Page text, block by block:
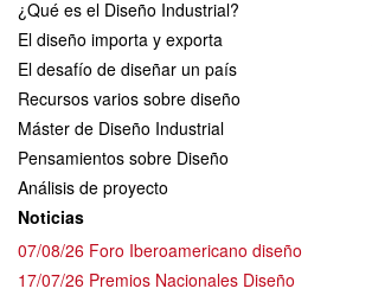
¿Qué es el Diseño Industrial?
El diseño importa y exporta
El desafío de diseñar un país
Recursos varios sobre diseño
Máster de Diseño Industrial
Pensamientos sobre Diseño
Análisis de proyecto
Noticias
07/08/26 Foro Iberoamericano diseño
17/07/26 Premios Nacionales Diseño